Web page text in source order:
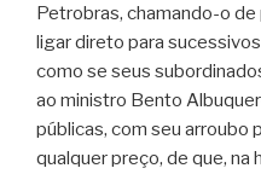
Petrobras, chamando-o
ligar direto para
como se seus
ao ministro Bento
públicas, com seu arroubo
qualquer preço, de que, na